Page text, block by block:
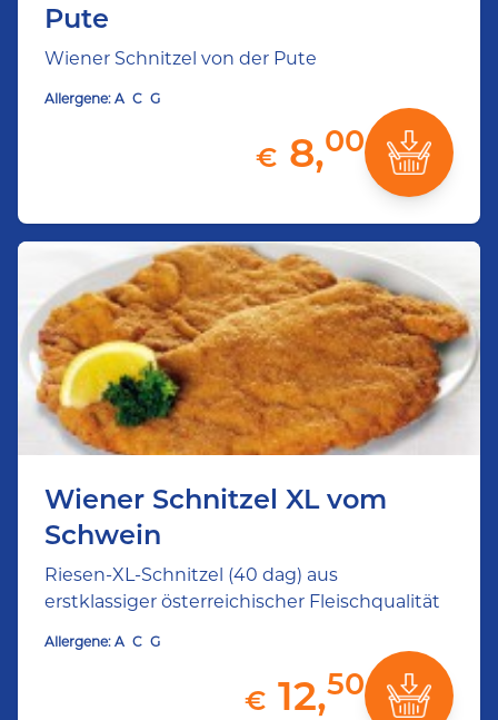
Pute
Wiener Schnitzel von der Pute
Allergene: A C G
€ 8,00
Wiener Schnitzel XL vom
Schwein
Riesen-XL-Schnitzel (40 dag) aus
erstklassiger österreichischer Fleischqualität
Allergene: A C G
€ 12,50